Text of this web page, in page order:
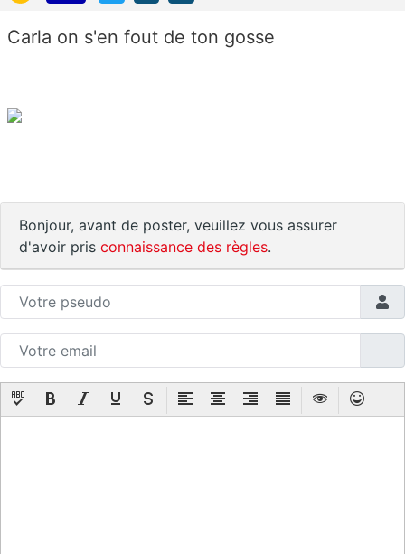
Carla on s'en fout de ton gosse
Bonjour, avant de poster, veuillez vous assurer
d'avoir pris connaissance des règles.